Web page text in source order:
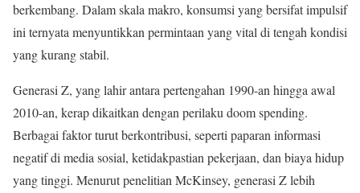
berkembang. Dalam skala makro, konsumsi yang bersifat impulsif
ini ternyata menyuntikkan permintaan yang vital di tengah kondisi
yang kurang stabil.
Generasi Z, yang lahir antara pertengahan 1990-an hingga awal
2010-an, kerap dikaitkan dengan perilaku doom spending.
Berbagai faktor turut berkontribusi, seperti paparan informasi
negatif di media sosial, ketidakpastian pekerjaan, dan biaya hidup
yang tinggi. Menurut penelitian McKinsey, generasi Z lebih